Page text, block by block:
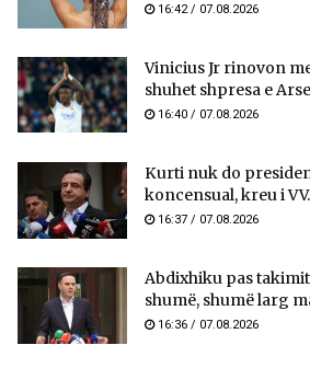
16:42 / 07.08.2026
Vinicius Jr rinovon
shuhet shpresa e
16:40 / 07.08.2026
Kurti nuk do
koncensual, kreu i
16:37 / 07.08.2026
Abdixhiku pas
shumë, shumë larg
16:36 / 07.08.2026